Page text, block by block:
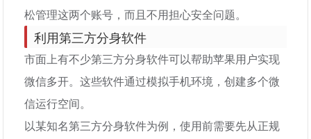
松管理这两个账号，而且不用担心安全问题。
利用第三方分身软件
市面上有不少第三方分身软件可以帮助苹果用户实现
微信多开。这些软件通过模拟手机环境，创建多个微
信运行空间。
以某知名第三方分身软件为例，使用前需要先从正规